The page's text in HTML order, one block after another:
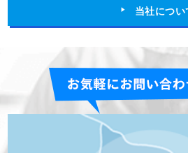
当社につい